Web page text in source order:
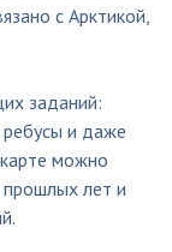
с Арктикой,
заданий:
ребусы и даже
можно
лет и